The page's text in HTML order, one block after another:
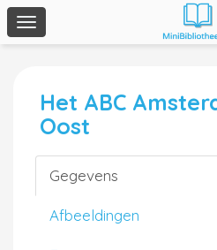
Toggle
navigation
Het ABC
Oost
Gegevens
Afbeeldingen